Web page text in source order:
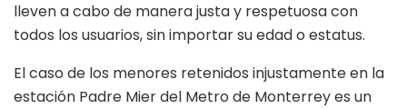
lleven a cabo de manera justa y respetuosa con
todos los usuarios, sin importar su edad o estatus.
El caso de los menores retenidos injustamente en la
estación Padre Mier del Metro de Monterrey es un